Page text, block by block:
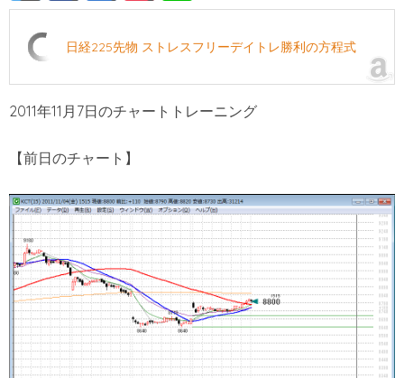
日経225先物 ストレスフリーデイトレ勝利の方程式
2011年11月7日のチャートトレーニング
【前日のチャート】